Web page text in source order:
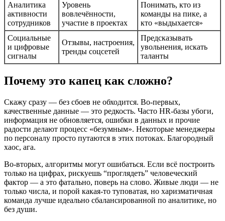
Аналитика
активности
сотрудников
Уровень
вовлечённости,
участие в проектах
Понимать, кто из
команды на пике, а
кто «выдыхается»
Социальные
и цифровые
сигналы
Отзывы, настроения,
тренды соцсетей
Предсказывать
увольнения, искать
таланты
Почему это капец как сложно?
Скажу сразу — без сбоев не обходится. Во-первых,
качественные данные — это редкость. Часто HR-базы убоги,
информация не обновляется, ошибки в данных и прочие
радости делают процесс «безумным». Некоторые менеджеры
по персоналу просто путаются в этих потоках. Благородный
хаос, ага.
Во-вторых, алгоритмы могут ошибаться. Если всё построить
только на цифрах, рискуешь “проглядеть” человеческий
фактор — а это фатально, поверь на слово. Живые люди — не
только числа, и порой какая-то туповатая, но харизматичная
команда лучше идеально сбалансированной по аналитике, но
без души.